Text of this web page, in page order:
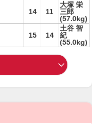
14 11
大塚 栄
三郎
(57.0kg)
15 14
土谷 智
紀
(55.0kg)